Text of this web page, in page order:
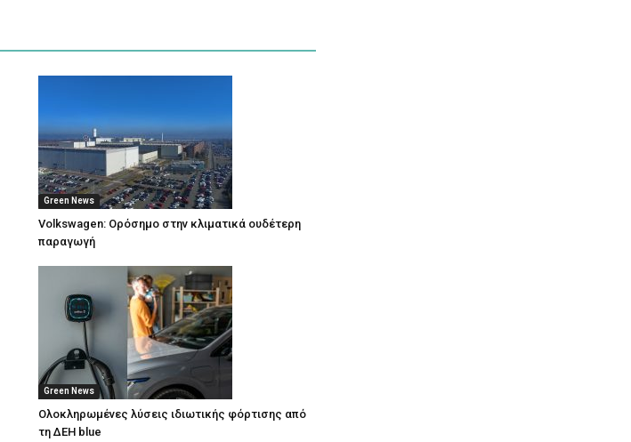
Green News
Volkswagen: Ορόσημο στην κλιματικά ουδέτερη
παραγωγή
Green News
Ολοκληρωμένες λύσεις ιδιωτικής φόρτισης από
τη ΔΕΗ blue